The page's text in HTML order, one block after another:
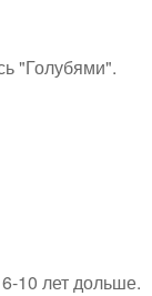
"Голубями".
10 лет дольше.